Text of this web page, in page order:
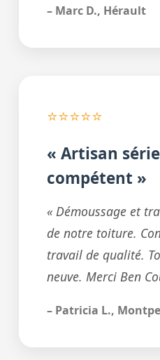
– Marc D., Hérault
⭐⭐⭐⭐⭐
« Artisan
compétent »
« Démoussage et
de notre toiture.
travail de qualité.
neuve. Merci Ben
– Patricia L.,